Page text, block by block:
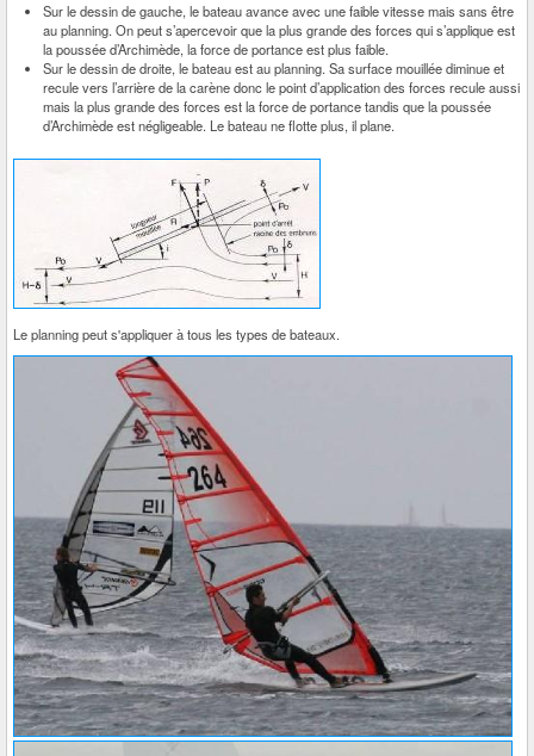
Sur le dessin de gauche, le bateau avance avec une faible vitesse mais sans être
au planning. On peut s’apercevoir que la plus grande des forces qui s’applique est
la poussée d’Archimède, la force de portance est plus faible.
Sur le dessin de droite, le bateau est au planning. Sa surface mouillée diminue et
recule vers l’arrière de la carène donc le point d’application des forces recule aussi
mais la plus grande des forces est la force de portance tandis que la poussée
d’Archimède est négligeable. Le bateau ne flotte plus, il plane.
Le planning peut s'appliquer à tous les types de bateaux.